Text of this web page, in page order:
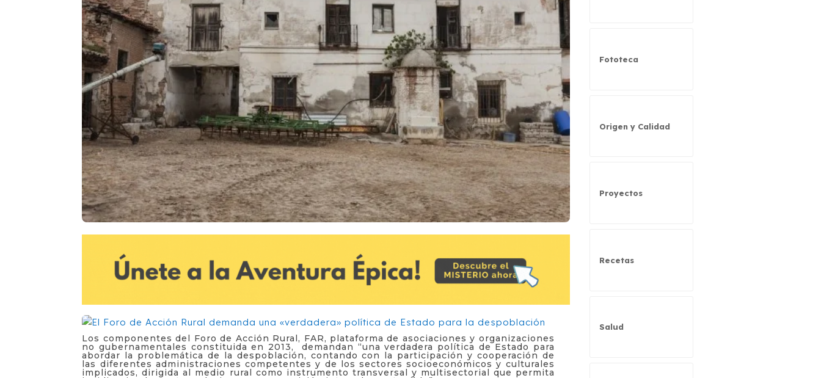
Los componentes del Foro de Acción Rural, FAR, plataforma de asociaciones y organizaciones
no gubernamentales constituida en 2013, demandan “una verdadera política de Estado para
abordar la problemática de la despoblación, contando con la participación y cooperación de
las diferentes administraciones competentes y de los sectores socioeconómicos y culturales
implicados, dirigida al medio rural como instrumento transversal y multisectorial que permita
Fototeca
Origen y Calidad
Proyectos
Recetas
Salud